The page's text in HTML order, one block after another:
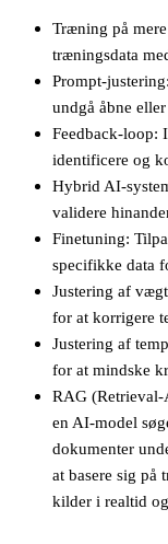
Træning på
træningsdata
Prompt-
undgå åbne
Feedback-loop:
identificere og
Hybrid AI-
validere
Finetuning:
specifikke data
Justering af
for at korrigere
Justering af
for at mindske
RAG (Retrieval-
en AI-model
dokumenter
at basere sig på
kilder i realtid